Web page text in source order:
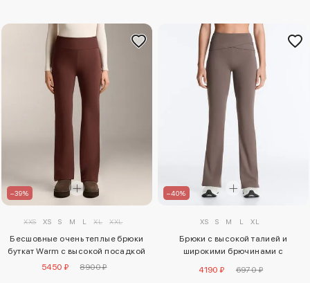
–39%
XXS XS S M L XL XXL
Бесшовные очень теплые брюки
буткат Warm с высокой посадкой
5450 ₽
8900 ₽
–40%
XS S M L XL
Брюки с высокой талией и
широкими брючинами с
4190 ₽ 6970 ₽